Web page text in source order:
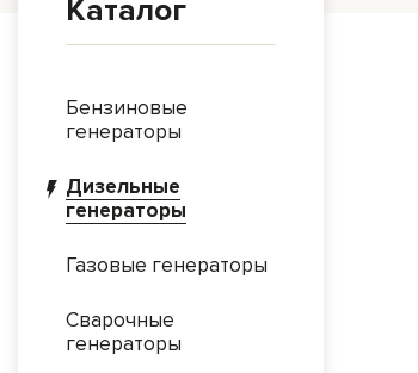
Каталог
Бензиновые
генераторы
Дизельные
генераторы
Газовые генераторы
Сварочные
генераторы